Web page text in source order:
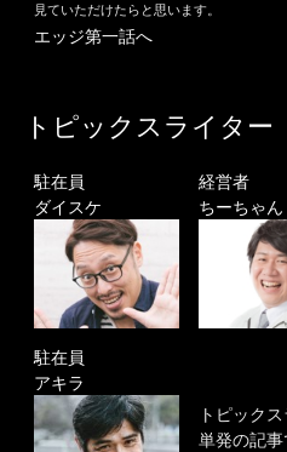
見ていただけたらと思います。
エッジ第一話へ
トピックスライター
駐在員
ダイスケ
経営者
ちーちゃん
駐在員
アキラ
トピック
単発の記事